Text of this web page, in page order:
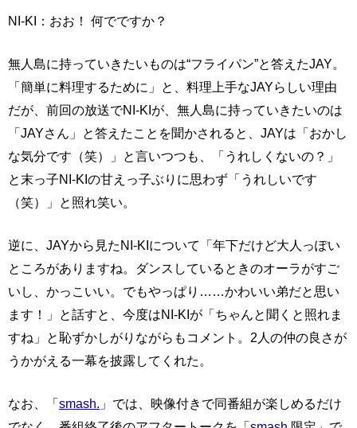
NI-KI：おお！ 何でですか？
無人島に持っていきたいものは“フライパン”と答えたJAY。
「簡単に料理するために」と、料理上手なJAYらしい理由
だが、前回の放送でNI-KIが、無人島に持っていきたいのは
「JAYさん」と答えたことを聞かされると、JAYは「おかし
な気分です（笑）」と言いつつも、「うれしくないの？」
と末っ子NI-KIの甘えっ子ぶりに思わず「うれしいです
（笑）」と照れ笑い。
逆に、JAYから見たNI-KIについて「年下だけど大人っぽい
ところがありますね。ダンスしているときのオーラがすご
いし、かっこいい。でもやっぱり……かわいい弟だと思い
ます！」と話すと、今度はNI-KIが「ちゃんと聞くと照れま
すね」と恥ずかしがりながらもコメント。2人の仲の良さが
うかがえる一幕を披露してくれた。
なお、「smash. 」では、映像付きで同番組が楽しめるだけ